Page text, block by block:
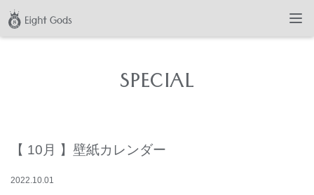
SPECIAL
【 10月 】壁紙カレンダー
2022.10.01